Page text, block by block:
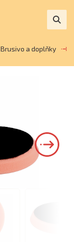
Brusivo a doplňky